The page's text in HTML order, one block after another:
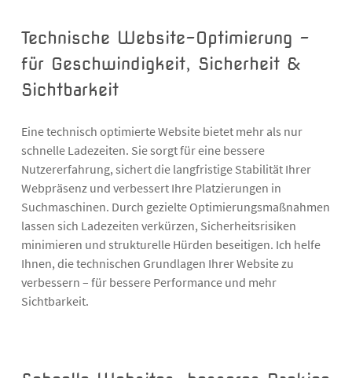
Technische Website-Optimierung –
für Geschwindigkeit, Sicherheit &
Sichtbarkeit
Eine technisch optimierte Website bietet mehr als nur
schnelle Ladezeiten. Sie sorgt für eine bessere
Nutzererfahrung, sichert die langfristige Stabilität Ihrer
Webpräsenz und verbessert Ihre Platzierungen in
Suchmaschinen. Durch gezielte Optimierungsmaßnahmen
lassen sich Ladezeiten verkürzen, Sicherheitsrisiken
minimieren und strukturelle Hürden beseitigen. Ich helfe
Ihnen, die technischen Grundlagen Ihrer Website zu
verbessern – für bessere Performance und mehr
Sichtbarkeit.